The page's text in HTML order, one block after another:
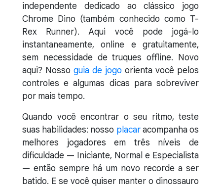
independente dedicado ao clássico jogo
Chrome Dino (também conhecido como T-
Rex Runner). Aqui você pode jogá-lo
instantaneamente, online e gratuitamente,
sem necessidade de truques offline. Novo
aqui? Nosso guia de jogo orienta você pelos
controles e algumas dicas para sobreviver
por mais tempo.
Quando você encontrar o seu ritmo, teste
suas habilidades: nosso placaracompanha os
melhores jogadores em três níveis de
dificuldade — Iniciante, Normal e Especialista
— então sempre há um novo recorde a ser
batido. E se você quiser manter o dinossauro